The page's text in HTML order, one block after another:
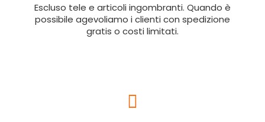
Escluso tele e articoli ingombranti. Quando è
possibile agevoliamo i clienti con spedizione
gratis o costi limitati.